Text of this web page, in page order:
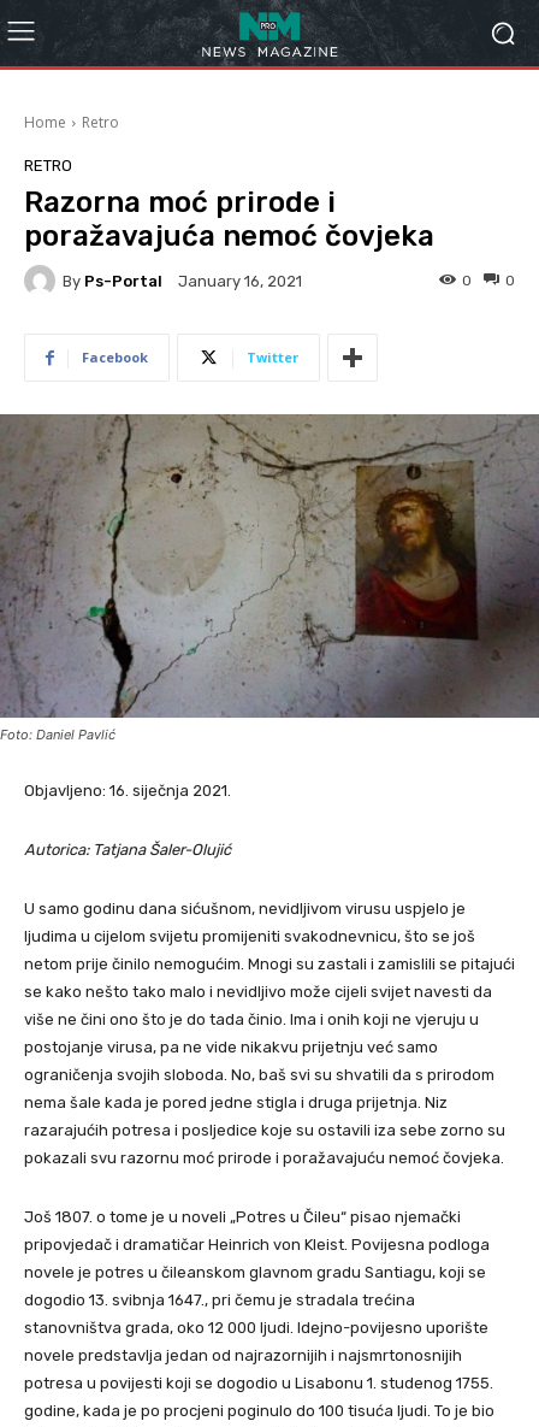
Home Retro
RETRO
Razorna moć prirode i
poražavajuća nemoć čovjeka
By Ps-Portal January 16, 2021 0
0
Facebook Twitter
Foto: Daniel Pavlić
Objavljeno: 16. siječnja 2021.
Autorica: Tatjana Šaler-Olujić
U samo godinu dana sićušnom, nevidljivom virusu uspjelo je
ljudima u cijelom svijetu promijeniti svakodnevnicu, što se još
netom prije činilo nemogućim. Mnogi su zastali i zamislili se pitajući
se kako nešto tako malo i nevidljivo može cijeli svijet navesti da
više ne čini ono što je do tada činio. Ima i onih koji ne vjeruju u
postojanje virusa, pa ne vide nikakvu prijetnju već samo
ograničenja svojih sloboda. No, baš svi su shvatili da s prirodom
nema šale kada je pored jedne stigla i druga prijetnja. Niz
razarajućih potresa i posljedice koje su ostavili iza sebe zorno su
pokazali svu razornu moć prirode i poražavajuću nemoć čovjeka.
Još 1807. o tome je u noveli „Potres u Čileu“ pisao njemački
pripovjedač i dramatičar Heinrich von Kleist. Povijesna podloga
novele je potres u čileanskom glavnom gradu Santiagu, koji se
dogodio 13. svibnja 1647., pri čemu je stradala trećina
stanovništva grada, oko 12 000 ljudi. Idejno-povijesno uporište
novele predstavlja jedan od najrazornijih i najsmrtonosnijih
potresa u povijesti koji se dogodio u Lisabonu 1. studenog 1755.
godine, kada je po procjeni poginulo do 100 tisuća ljudi. To je bio